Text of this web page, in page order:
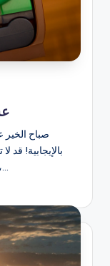
صباح
بالإيجابية! قد
أكثر الأماكن التي نقضي بها الوقت بعد المنزل،…